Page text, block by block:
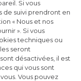
sur votre
Si vous
de suivi prendront en
« Nous et nos
». Si vous
techniques ou
seront
désactivées, il est
qui vous sont
Vous pouvez